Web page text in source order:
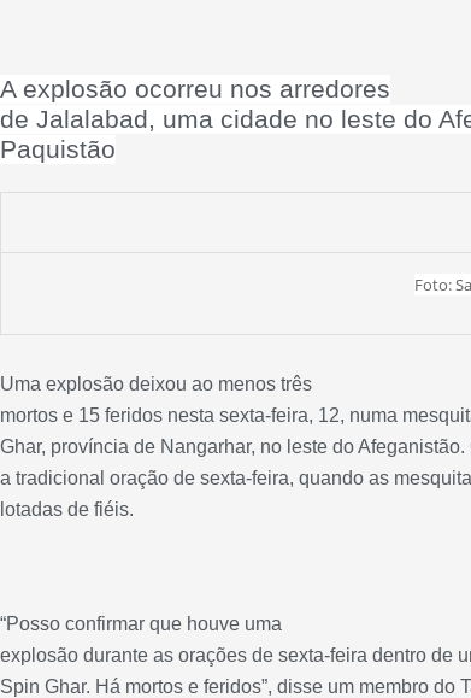
A explosão ocorreu nos arredores
de Jalalabad, uma cidade no leste do
Paquistão
Foto:
Uma explosão deixou ao menos três
mortos e 15 feridos nesta sexta-feira, 12, numa
Ghar, província de Nangarhar, no leste do
a tradicional oração de sexta-feira, quando as
lotadas de fiéis.
“Posso confirmar que houve uma
explosão durante as orações de sexta-feira dentro de
Spin Ghar. Há mortos e feridos”, disse um membro do